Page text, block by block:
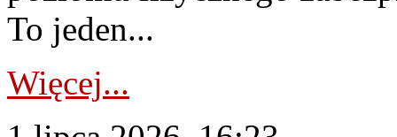
To jeden...
Więcej...